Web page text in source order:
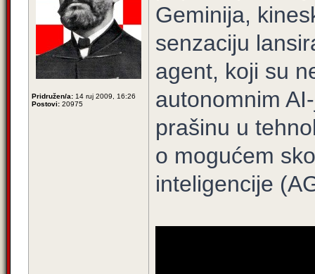
Pridružen/a: 14 ruj 2009, 16:26
Postovi: 20975
Geminija,
senzaciju
agent, koji su
autonomnim
prašinu u
o mogućem
inteligencije